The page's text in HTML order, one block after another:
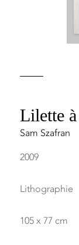
Lilette
Sam Szafran
2009
Lithographie
105 x 77 cm